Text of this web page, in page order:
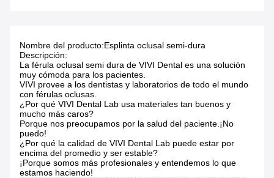
Nombre del producto:Esplinta oclusal semi-dura
Descripción:
La férula oclusal semi dura de VIVI Dental es una solución
muy cómoda para los pacientes.
VIVI provee a los dentistas y laboratorios de todo el mundo
con férulas oclusas.
¿Por qué VIVI Dental Lab usa materiales tan buenos y
mucho más caros?
Porque nos preocupamos por la salud del paciente. ¡No
puedo!
¿Por qué la calidad de VIVI Dental Lab puede estar por
encima del promedio y ser estable?
¡Porque somos más profesionales y entendemos lo que
estamos haciendo!